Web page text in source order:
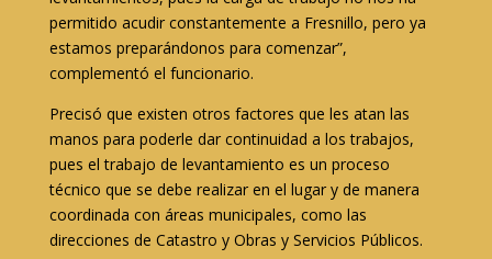
permitido acudir constantemente a Fresnillo, pero ya
estamos preparándonos para comenzar”,
complementó el funcionario.
Precisó que existen otros factores que les atan las
manos para poderle dar continuidad a los trabajos,
pues el trabajo de levantamiento es un proceso
técnico que se debe realizar en el lugar y de manera
coordinada con áreas municipales, como las
direcciones de Catastro y Obras y Servicios Públicos.